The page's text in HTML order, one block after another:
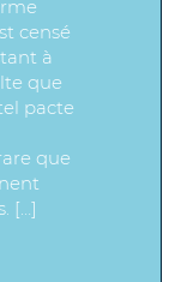
censé
à
que
pacte
que
[…]